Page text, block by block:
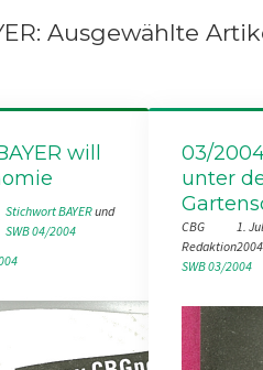
Ausgewählte
will
Stichwort BAYER
und
SWB 04/2004
03/
unter
CBG
Redaktion
1.
2004
SWB 03/2004